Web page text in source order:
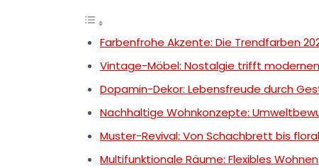
Farbenfrohe Akzente: Die Trendfarben
Vintage-Möbel: Nostalgie trifft
Dopamin-Dekor: Lebensfreude durch
Nachhaltige Wohnkonzepte:
Muster-Revival: Von Schachbrett bis
Multifunktionale Räume: Flexibles Wohnen